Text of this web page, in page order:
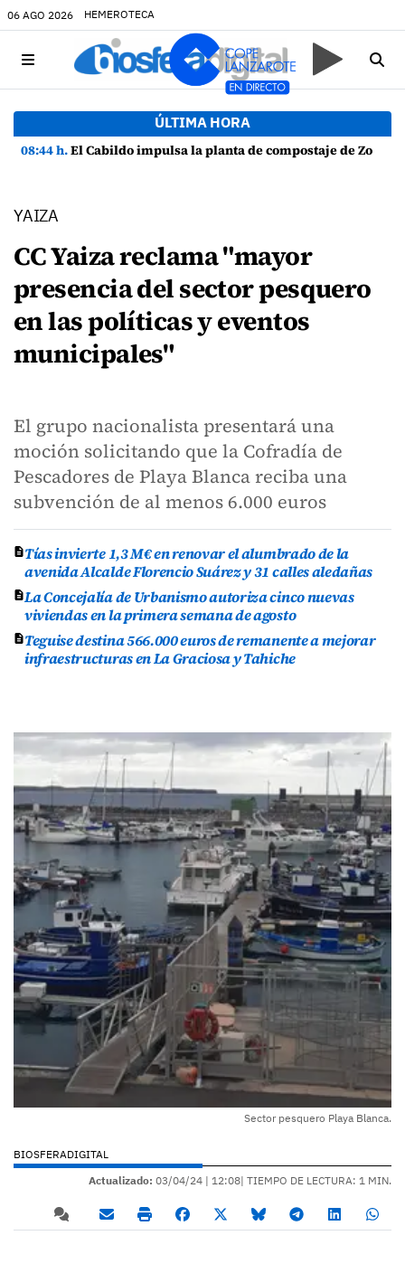
06 AGO 2026 HEMEROTECA
ÚLTIMA HORA
08:44 h.El Cabildo impulsa la planta de compostaje de Zonzamas para tratar 4.375 toneladas de biorresiduos
YAIZA
CC Yaiza reclama "mayor
presencia del sector pesquero
en las políticas y eventos
municipales"
El grupo nacionalista presentará una
moción solicitando que la Cofradía de
Pescadores de Playa Blanca reciba una
subvención de al menos 6.000 euros
Tías invierte 1,3 M€ en renovar el alumbrado de la
avenida Alcalde Florencio Suárez y 31 calles aledañas
La Concejalía de Urbanismo autoriza cinco nuevas
viviendas en la primera semana de agosto
Teguise destina 566.000 euros de remanente a mejorar
infraestructuras en La Graciosa y Tahiche
Sector pesquero Playa Blanca.
BIOSFERADIGITAL
Actualizado: 03/04/24 | 12:08| TIEMPO DE LECTURA: 1 MIN.